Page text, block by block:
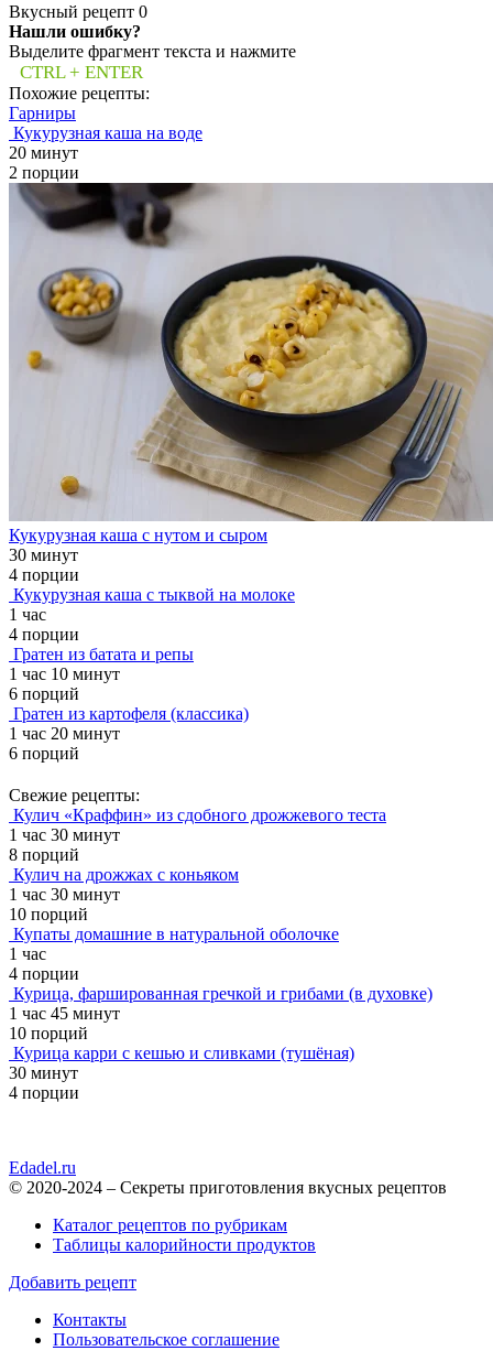
Вкусный рецепт 0
Нашли ошибку?
Выделите фрагмент текста и нажмите
CTRL + ENTER
Похожие рецепты:
Гарниры
Кукурузная каша на воде
20 минут
2 порции
Кукурузная каша с нутом и сыром
30 минут
4 порции
Кукурузная каша с тыквой на молоке
1 час
4 порции
Гратен из батата и репы
1 час 10 минут
6 порций
Гратен из картофеля (классика)
1 час 20 минут
6 порций
Свежие рецепты:
Кулич «Краффин» из сдобного дрожжевого теста
1 час 30 минут
8 порций
Кулич на дрожжах с коньяком
1 час 30 минут
10 порций
Купаты домашние в натуральной оболочке
1 час
4 порции
Курица, фаршированная гречкой и грибами (в духовке)
1 час 45 минут
10 порций
Курица карри с кешью и сливками (тушёная)
30 минут
4 порции
Edadel.ru
© 2020-2024 – Секреты приготовления вкусных рецептов
Каталог рецептов по рубрикам
Таблицы калорийности продуктов
Добавить рецепт
Контакты
Пользовательское соглашение